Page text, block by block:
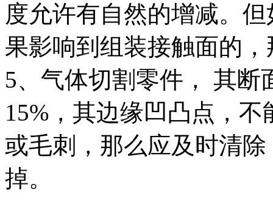
度允许有自然的增减。但
果影响到组装接触面的
5、气体切割零件， 其
15%，其边缘凹凸点，
或毛刺，那么应及时清除
掉。